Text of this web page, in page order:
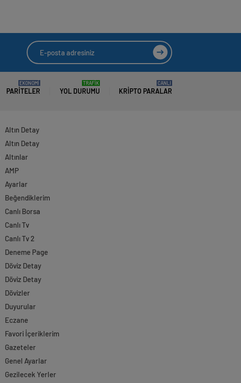
PARITELER
EKONOMİ
YOL DURUMU
TRAFİK
KRIPTO PARALAR
CANLI
Altın Detay
Altın Detay
Altınlar
AMP
Ayarlar
Beğendiklerim
Canlı Borsa
Canlı Tv
Canlı Tv 2
Deneme Page
Döviz Detay
Döviz Detay
Dövizler
Duyurular
Eczane
Favori İçeriklerim
Gazeteler
Genel Ayarlar
Gezilecek Yerler